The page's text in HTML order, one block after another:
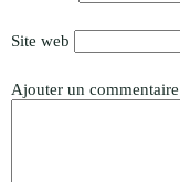
Site web
Ajouter un commentaire